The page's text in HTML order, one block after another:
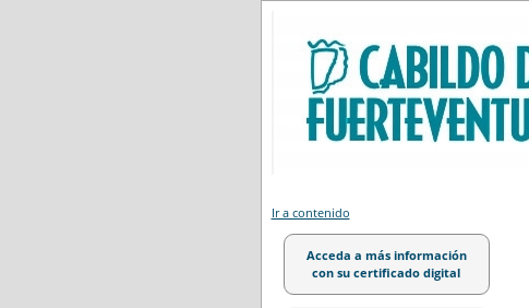
Ir a contenido
Acceda a más información
con su certificado digital